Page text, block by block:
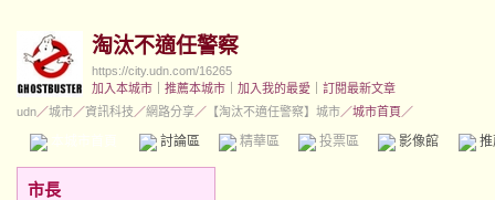
淘汰不適任警察
https://city.udn.com/16265
加入本城市
推薦本城市 加入我的最愛
訂閱最新文章
udn／城市／資訊科技 ／網路分享／ 【淘汰不適任警察】城市／城市首頁／
討論區 精華區 投票區 影像館
市長